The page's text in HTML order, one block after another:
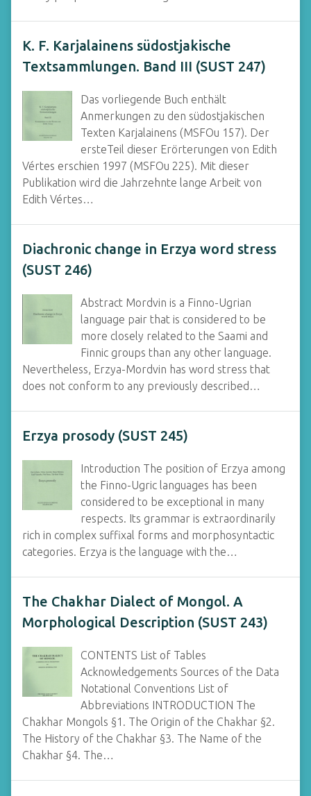
K. F. Karjalainens südostjakische
Textsammlungen. Band III (SUST 247)
Das vorliegende Buch enthält
Anmerkungen zu den südostjakischen
Texten Karjalainens (MSFOu 157). Der
ersteTeil dieser Erörterungen von Edith
Vértes erschien 1997 (MSFOu 225). Mit dieser
Publikation wird die Jahrzehnte lange Arbeit von
Edith Vértes…
Diachronic change in Erzya word stress
(SUST 246)
Abstract Mordvin is a Finno-Ugrian
language pair that is considered to be
more closely related to the Saami and
Finnic groups than any other language.
Nevertheless, Erzya-Mordvin has word stress that
does not conform to any previously described…
Erzya prosody (SUST 245)
Introduction The position of Erzya among
the Finno-Ugric languages has been
considered to be exceptional in many
respects. Its grammar is extraordinarily
rich in complex suffixal forms and morphosyntactic
categories. Erzya is the language with the…
The Chakhar Dialect of Mongol. A
Morphological Description (SUST 243)
CONTENTS List of Tables
Acknowledgements Sources of the Data
Notational Conventions List of
Abbreviations INTRODUCTION The
Chakhar Mongols §1. The Origin of the Chakhar §2.
The History of the Chakhar §3. The Name of the
Chakhar §4. The…